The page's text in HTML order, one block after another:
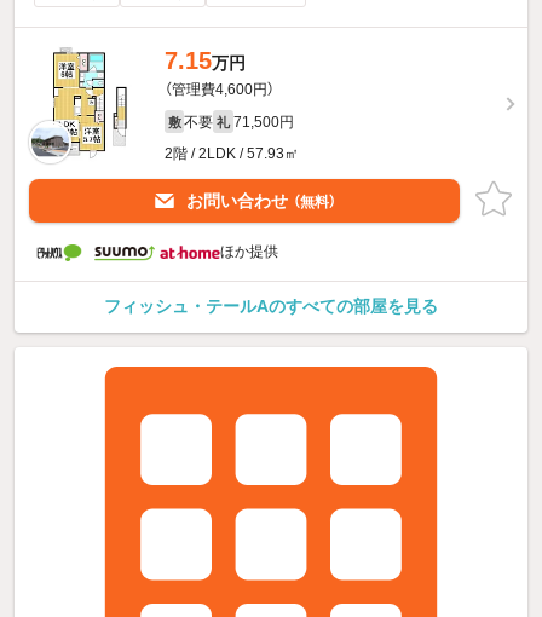
7.15万円
（管理費4,600円）
敷 不要 礼 71,500円
2階 / 2LDK / 57.93㎡
お問い合わせ （無料）
ほか提供
フィッシュ・テールAのすべての部屋を見る